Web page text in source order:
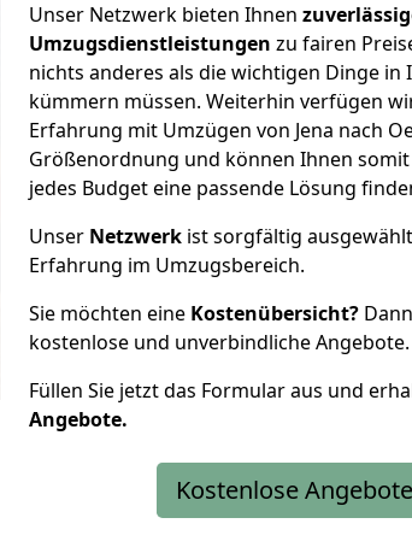
Unser Netzwerk bieten Ihnen
Umzugsdienstleistungen zu fairen
nichts anderes als die wichtigen Dinge in
kümmern müssen. Weiterhin verfügen
Erfahrung mit Umzügen von Jena nach
Größenordnung und können Ihnen
jedes Budget eine passende Lösung
Unser Netzwerk ist sorgfältig
Erfahrung im Umzugsbereich.
Sie möchten eine Kostenübersicht?
kostenlose und unverbindliche Angebote.
Füllen Sie jetzt das Formular aus und
Angebote.
Kostenlose